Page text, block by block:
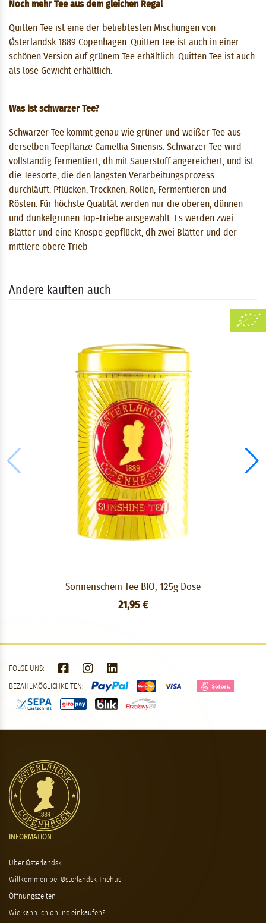
Noch mehr Tee aus dem gleichen Regal
Quitten Tee ist eine der beliebtesten Mischungen von
Østerlandsk 1889 Copenhagen. Quitten Tee ist auch in einer
schönen Version auf grünem Tee erhältlich. Quitten Tee ist auch
als lose Gewicht erhältlich.
Was ist schwarzer Tee?
Schwarzer Tee kommt genau wie grüner und weißer Tee aus
derselben Teepflanze Camellia Sinensis. Schwarzer Tee wird
vollständig fermentiert, dh mit Sauerstoff angereichert, und ist
die Teesorte, die den längsten Verarbeitungsprozess
durchläuft: Pflücken, Trocknen, Rollen, Fermentieren und
Rösten. Für höchste Qualität werden nur die oberen, dünnen
und dunkelgrünen Top-Triebe ausgewählt. Es werden zwei
Blätter und eine Knospe gepflückt, dh zwei Blätter und der
mittlere obere Trieb
Andere kauften auch
Sonnenschein Tee BIO, 125g Dose
21,95 €
FOLGE UNS:
BEZAHLMÖGLICHKEITEN:
INFORMATION
Über Østerlandsk
Willkommen bei Østerlandsk Thehus
Öffnungszeiten
Wie kann ich online einkaufen?